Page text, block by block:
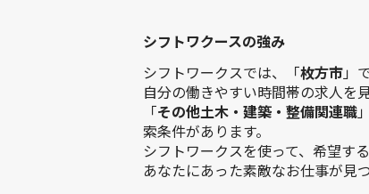
シフトワクースの強み
シフトワークスでは、「枚方市」
自分の働きやすい時間帯の求人を
「その他土木・建築・整備関連職
索条件があります。
シフトワークスを使って、希望す
あなたにあった素敵なお仕事が見